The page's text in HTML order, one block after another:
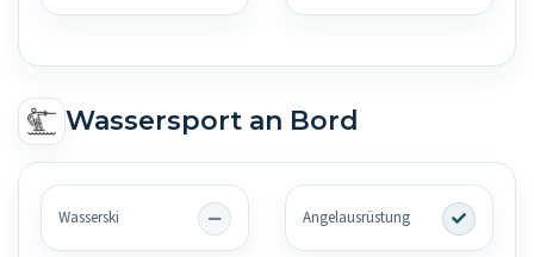
Wassersport an Bord
Wasserski Angelausrüstung